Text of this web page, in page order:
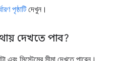
পৃষ্ঠাটিদেখুন।
দেখতে পাব?
এবং সিস্টেমের সীমা দেখতে পারেন।